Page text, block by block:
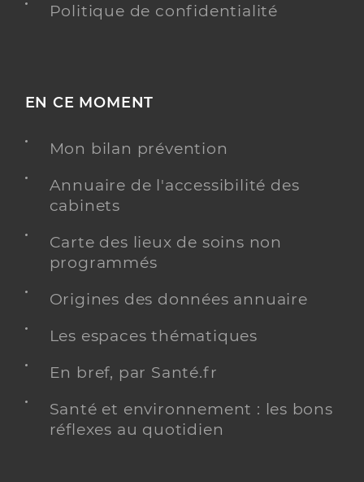
Politique de confidentialité
EN CE MOMENT
Mon bilan prévention
Annuaire de l'accessibilité des
cabinets
Carte des lieux de soins non
programmés
Origines des données annuaire
Les espaces thématiques
En bref, par Santé.fr
Santé et environnement : les bons
réflexes au quotidien